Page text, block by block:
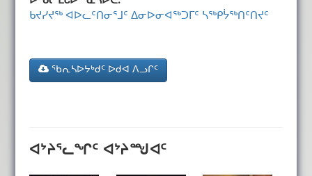
ᑲᔪᓯᔪᖅ ᐊᐅᓚᑦᑎᓂᕐᒧᑦ ᐃᓂᐅᓂᐊᖅᑐᒥᑦ ᓴᖅᑭᔮᖅᑎᑦᑎᔪᑦ
ᖃᕆᓴᐅᔭᒃᑯᑦ ᐅᑯᐊ ᐱᓗᒋᑦ
ᐊᔾᔨᕐᓚᖏᑦ ᐊᔾᔨᙳᐊᑦ